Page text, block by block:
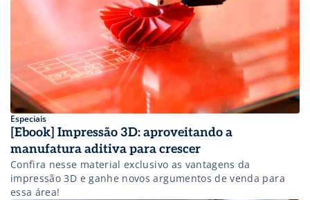
Especiais
[Ebook] Impressão 3D: aproveitando a
manufatura aditiva para crescer
Confira nesse material exclusivo as vantagens da
impressão 3D e ganhe novos argumentos de venda para
essa área!